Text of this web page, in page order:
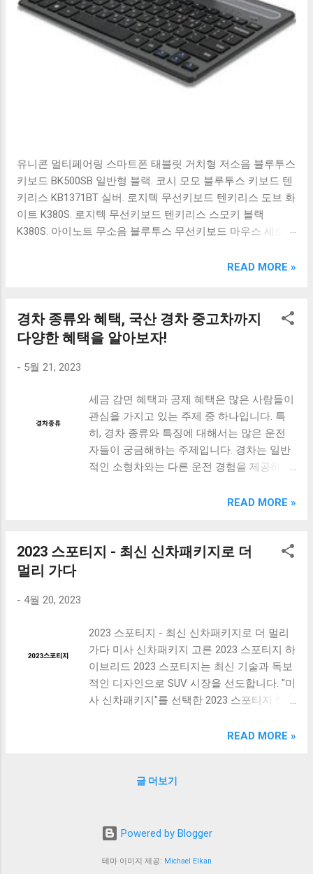
유니콘 멀티페어링 스마트폰 태블릿 거치형 저소음 블루투스
키보드 BK500SB 일반형 블랙. 코시 모모 블루투스 키보드 텐
키리스 KB1371BT 실버. 로지텍 무선키보드 텐키리스 도브 화
이트 K380S. 로지텍 무선키보드 텐키리스 스모키 블랙
K380S. 아이노트 무소음 블루투스 무선키보드 마우스 세트
OABTKBDA 퓨어 화이트. 코시 베이직 블루투스 키보드
랙. 큐센 멤브레인 무선 키보드 블랙 K1000 일반형 블루투스
키보드 구매를 고려하실 때, 추가 할인 혜택을 놓치지 마세요.
다양한 할인 혜택과 빠른배송 혜택을 놓치지 않도록 먼저 확
인해보세요. 추가할인 확인하기 상품 하나를 사더라도 종류
루투스키보드 같은 상품을 고를 때는 더 고민이 많을 수 밖에
없습니다. 다양한 상품들을 상세스펙 과 가격 을 꼼꼼히 비교
해서 구매하실 수 있도록 순위 추천 해드릴게요. 특가상품 보
러가기 추천상품 Best 유니콘 멀티페어링 스마트폰 태블릿
거치형 저소음 블루투스 키보드, BK-500SB, 일반형, 블랙 유
READ MORE »
경차 종류와 혜택, 국산 경차 중고차까지
다양한 혜택을 알아보자!
- 5월 21, 2023
세금 감면 혜택과 공제 혜택은 많은 사람들이
관심을 가지고 있는 주제 중 하나입니다. 특
히, 경차 종류와 특징에 대해서는 많은 운전
자들이 궁금해하는 주제입니다. 경차는 일반
적인 소형차와는 다른 운전 경험을 제공하며,
매우 유리합니다. 또한, 경차를 구입하면서 세
서는 세금 감면 혜택과 공제 혜택, 그리고 경
제해주는 제도로, 일반적으로 소득세, 법인세,
부가가치세 등이 해당된다. 이러한 세금감면
혜택은 특정 업종이나 지역, 기업 등에 대해
서 적용될 수 있는데, 이를 통해 경제적 활동
을 촉진하고 산업 발전을 돕는 역할을 한다.
따라 결정되며, 이는 대부분 국회나 관련 부
일부 업종에 대해 세금 감면을 시행하고 있
와 창출에도 긍정적인 영향을 미친다. 또한,
READ MORE »
2023 스포티지 - 최신 신차패키지로 더
멀리 가다
- 4월 20, 2023
2023 스포티지 - 최신 신차패키지로 더 멀리
가다 미사 신차패키지 고른 2023 스포티지 하
이브리드 2023 스포티지는 최신 기술과 독보
적인 디자인으로 SUV 시장을 선도합니다. "미
사 신차패키지"를 선택한 2023 스포티지 하
성과를 보여줍니다. 1.6L 디젤 엔진과 전기 모
테리어와 다양한 안전 장치들이 탑재되어 있
스포티지 LPG 모델은 환경 친화적인 LPG 시
인 성능을 자랑합니다. 또한, 장기 렌트 계약
READ MORE »
글 더보기
Powered by Blogger
테마 이미지 제공: Michael Elkan